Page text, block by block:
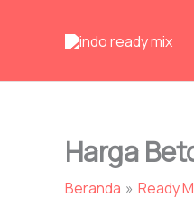
Harga
Beranda Ready